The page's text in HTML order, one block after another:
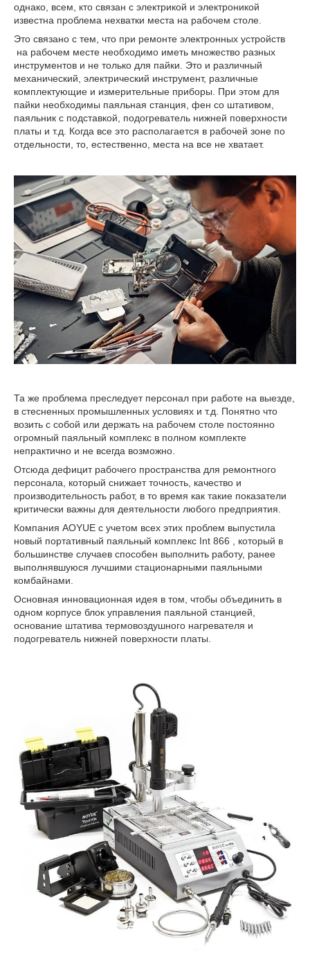
однако, всем, кто связан с электрикой и электроникой
известна проблема нехватки места на рабочем столе.
Это связано с тем, что при ремонте электронных устройств
на рабочем месте необходимо иметь множество разных
инструментов и не только для пайки. Это и различный
механический, электрический инструмент, различные
комплектующие и измерительные приборы. При этом для
пайки необходимы паяльная станция, фен со штативом,
паяльник с подставкой, подогреватель нижней поверхности
платы и т.д. Когда все это располагается в рабочей зоне по
отдельности, то, естественно, места на все не хватает.
Та же проблема преследует персонал при работе на выезде,
в стесненных промышленных условиях и т.д. Понятно что
возить с собой или держать на рабочем столе постоянно
огромный паяльный комплекс в полном комплекте
непрактично и не всегда возможно.
Отсюда дефицит рабочего пространства для ремонтного
персонала, который снижает точность, качество и
производительность работ, в то время как такие показатели
критически важны для деятельности любого предприятия.
Компания AOYUE с учетом всех этих проблем выпустила
новый портативный паяльный комплекс Int 866 , который в
большинстве случаев способен выполнить работу, ранее
выполнявшуюся лучшими стационарными паяльными
комбайнами.
Основная инновационная идея в том, чтобы объединить в
одном корпусе блок управления паяльной станцией,
основание штатива термовоздушного нагревателя и
подогреватель нижней поверхности платы.